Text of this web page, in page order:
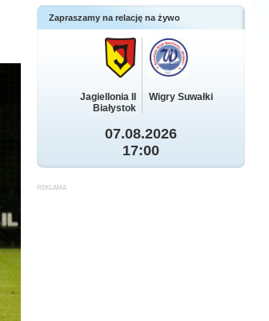
Zapraszamy na relację na żywo
Jagiellonia II
Białystok
Wigry Suwałki
07.08.2026
17:00